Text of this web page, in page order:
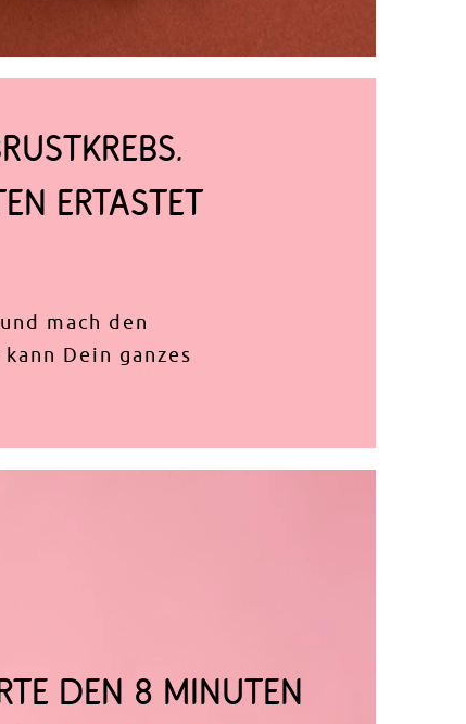
ERTASTET
mach den
Dein ganzes
DEN 8 MINUTEN